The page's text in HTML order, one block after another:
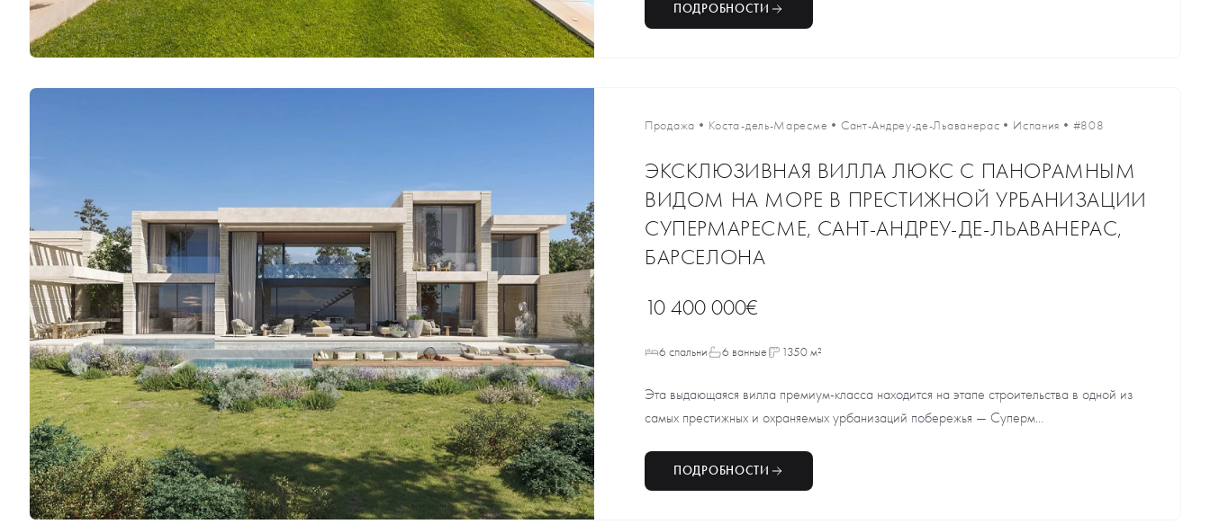
ПОДРОБНОСТИ
Продажа • Коста-дель-Маресме • Сант-Андреу-де-Льаванерас • Испания • #808
ЭКСКЛЮЗИВНАЯ ВИЛЛА ЛЮКС С ПАНОРАМНЫМ
ВИДОМ НА МОРЕ В ПРЕСТИЖНОЙ УРБАНИЗАЦИИ
СУПЕРМАРЕСМЕ, САНТ-АНДРЕУ-ДЕ-ЛЬАВАНЕРАС,
БАРСЕЛОНА
10 400 000€
6 спальни 6 ванные 1350 м²
Эта выдающаяся вилла премиум-класса находится на этапе строительства в одной из
самых престижных и охраняемых урбанизаций побережья — Суперм...
ПОДРОБНОСТИ